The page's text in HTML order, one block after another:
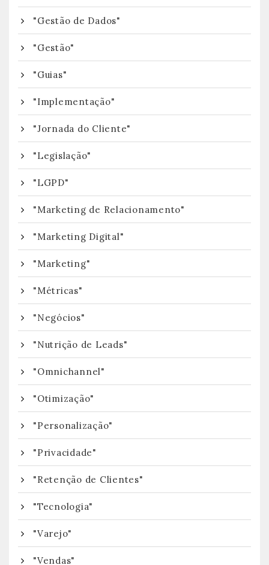
"Gestão de Dados"
"Gestão"
"Guias"
"Implementação"
"Jornada do Cliente"
"Legislação"
"LGPD"
"Marketing de Relacionamento"
"Marketing Digital"
"Marketing"
"Métricas"
"Negócios"
"Nutrição de Leads"
"Omnichannel"
"Otimização"
"Personalização"
"Privacidade"
"Retenção de Clientes"
"Tecnologia"
"Varejo"
"Vendas"